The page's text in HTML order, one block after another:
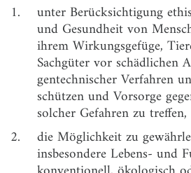
Anwendungsbereich
Begriffsbestimmungen
Kommission für die
Aufgaben der Kommission
(weggefallen)
Allgemeine Sorgfalts- und
Gefahrenvorsorge
1.
unter Berücksichtigung
und Gesundheit von
ihrem Wirkungsgefüge,
Sachgüter vor schädlichen
gentechnischer Verfahren
schützen und Vorsorge
solcher Gefahren zu treffen,
2.
die Möglichkeit zu
insbesondere Lebens- und